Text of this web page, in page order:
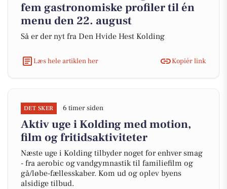
fem gastronomiske profiler til én
menu den 22. august
Så er der nyt fra Den Hvide Hest Kolding
Læs hele artiklen her Kopiér link
DET SKER 6 timer siden
Aktiv uge i Kolding med motion,
film og fritidsaktiviteter
Næste uge i Kolding tilbyder noget for enhver smag
- fra aerobic og vandgymnastik til familiefilm og
gå/løbe-fællesskaber. Kom ud og oplev byens
alsidige tilbud.